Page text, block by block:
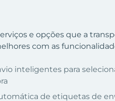
e opções que a
com as
inteligentes para
de etiquetas de